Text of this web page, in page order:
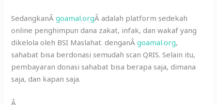
SedangkanÂgoamal.orgÂ adalah platform sedekah
online penghimpun dana zakat, infak, dan wakaf yang
dikelola oleh BSI Maslahat. denganÂgoamal.org,
sahabat bisa berdonasi semudah scan QRIS. Selain itu,
pembayaran donasi sahabat bisa berapa saja, dimana
saja, dan kapan saja.
Â